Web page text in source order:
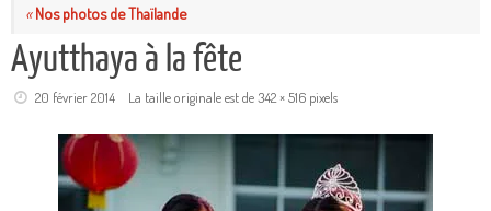
«Nos photos de Thaïlande
Ayutthaya à la fête
20 février 2014 La taille originale est de342 × 516pixels